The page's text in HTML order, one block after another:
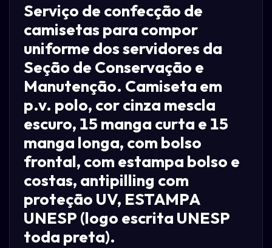
Serviço de confecção de
camisetas para compor
uniforme dos servidores da
Seção de Conservação e
Manutenção. Camiseta em
p.v. polo, cor cinza mescla
escuro, 15 manga curta e 15
manga longa, com bolso
frontal, com estampa bolso e
costas, antipilling com
proteção UV, ESTAMPA
UNESP (logo escrita UNESP
toda preta).